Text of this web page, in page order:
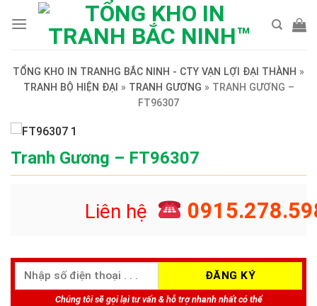
TỔNG KHO IN TRANHG BẮC NINH - CTY VẠN LỢI ĐẠI THÀNH »
TRANH BỘ HIỆN ĐẠI » TRANH GƯƠNG » TRANH GƯƠNG –
FT96307
Tranh Gương – FT96307
Liên hệ
Chúng tôi sẽ gọi lại tư vấn & hỗ trợ nhanh nhất có thể